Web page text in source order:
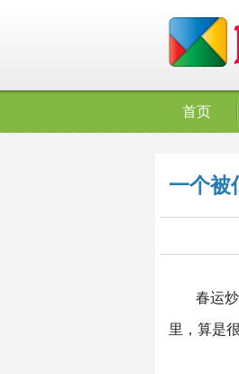
首页
一个被
春运
里，算是